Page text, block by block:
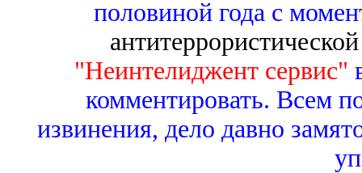
половиной года с
"Неинтелиджент сервис"
комментировать. Всем
извинения, дело давно